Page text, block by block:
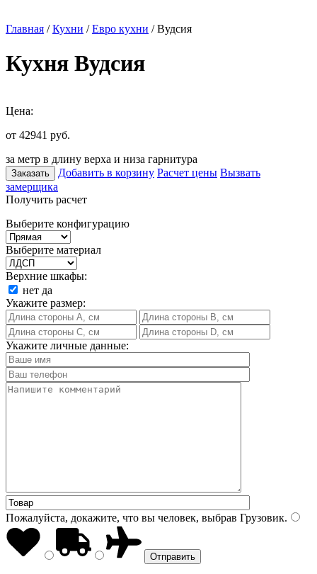
Главная /Кухни /Евро кухни / Вудсия
Кухня Вудсия
Цена:
от 42941 руб.
за метр в длину верха и низа гарнитура
Заказать Добавить в корзину Расчет цены Вызвать
замерщика
Получить расчет
Выберите конфигурацию
Выберите материал
Верхние шкафы:
нет да
Укажите размер:
Укажите личные данные:
Пожалуйста, докажите, что вы человек, выбрав Грузовик.